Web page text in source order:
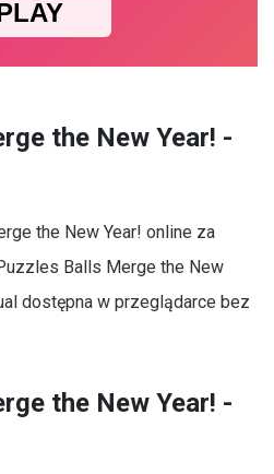
the New Year! -
the New Year! online za
Balls Merge the New
dostępna w przeglądarce bez
the New Year! -